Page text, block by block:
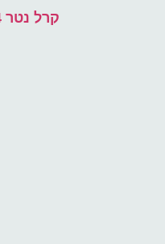
קרל נטר 24 ראשון לציון